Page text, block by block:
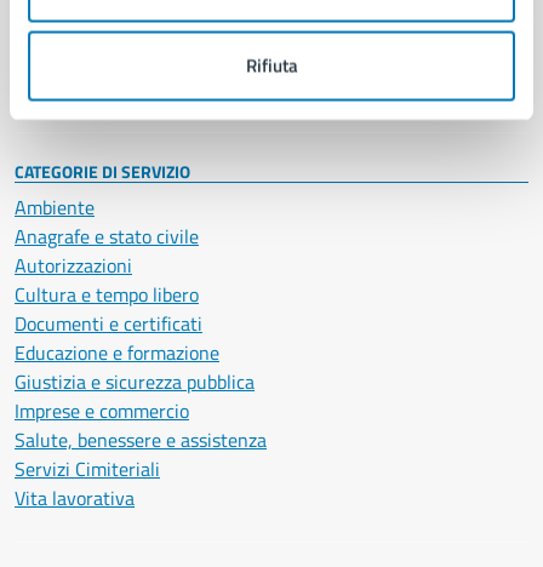
Rifiuta
Personale amministrativo
CATEGORIE DI SERVIZIO
Ambiente
Anagrafe e stato civile
Autorizzazioni
Cultura e tempo libero
Documenti e certificati
Educazione e formazione
Giustizia e sicurezza pubblica
Imprese e commercio
Salute, benessere e assistenza
Servizi Cimiteriali
Vita lavorativa